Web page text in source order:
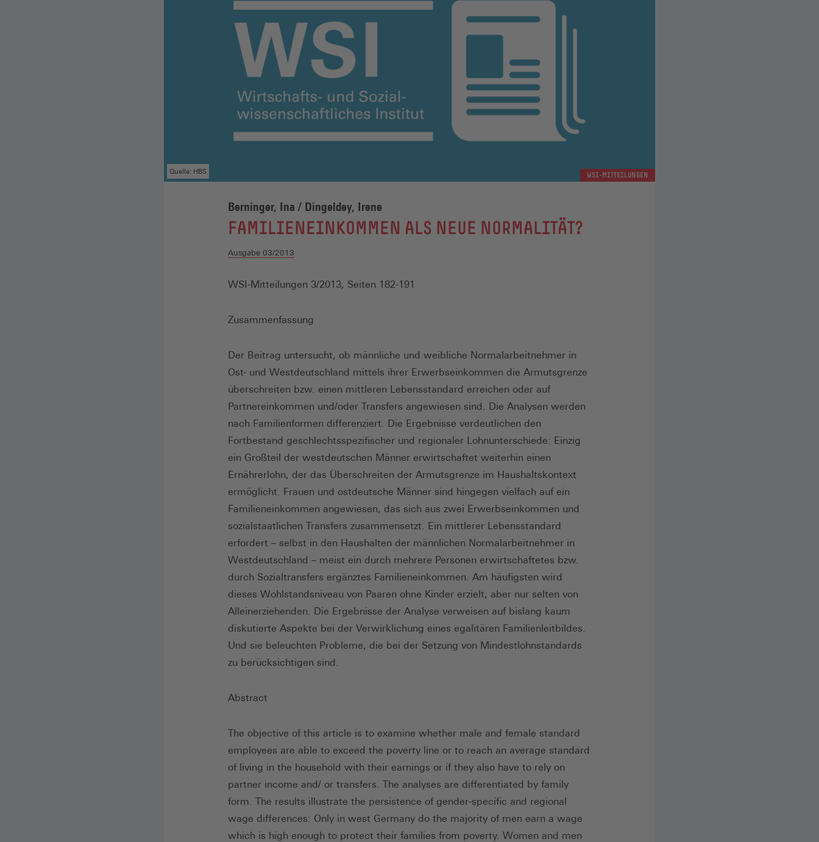
Quelle: HBS WSI-MITTEILUNGEN
Berninger, Ina / Dingeldey, Irene
:
FAMILIENEINKOMMEN ALS NEUE NORMALITÄT?
Ausgabe 03/2013
WSI-Mitteilungen 3/2013, Seiten 182-191
Zusammenfassung
Der Beitrag untersucht, ob männliche und weibliche Normalarbeitnehmer in
Ost- und Westdeutschland mittels ihrer Erwerbseinkommen die Armutsgrenze
überschreiten bzw. einen mittleren Lebensstandard erreichen oder auf
Partnereinkommen und/oder Transfers angewiesen sind. Die Analysen werden
nach Familienformen differenziert. Die Ergebnisse verdeutlichen den
Fortbestand geschlechtsspezifischer und regionaler Lohnunterschiede: Einzig
ein Großteil der westdeutschen Männer erwirtschaftet weiterhin einen
Ernährerlohn, der das Überschreiten der Armutsgrenze im Haushaltskontext
ermöglicht. Frauen und ostdeutsche Männer sind hingegen vielfach auf ein
Familieneinkommen angewiesen, das sich aus zwei Erwerbseinkommen und
sozialstaatlichen Transfers zusammensetzt. Ein mittlerer Lebensstandard
erfordert – selbst in den Haushalten der männlichen Normalarbeitnehmer in
Westdeutschland – meist ein durch mehrere Personen erwirtschaftetes bzw.
durch Sozialtransfers ergänztes Familieneinkommen. Am häufigsten wird
dieses Wohlstandsniveau von Paaren ohne Kinder erzielt, aber nur selten von
Alleinerziehenden. Die Ergebnisse der Analyse verweisen auf bislang kaum
diskutierte Aspekte bei der Verwirklichung eines egalitären Familienleitbildes.
Und sie beleuchten Probleme, die bei der Setzung von Mindestlohnstandards
zu berücksichtigen sind.
Abstract
The objective of this article is to examine whether male and female standard
employees are able to exceed the poverty line or to reach an average standard
of living in the household with their earnings or if they also have to rely on
partner income and/ or transfers. The analyses are differentiated by family
form. The results illustrate the persistence of gender-specific and regional
wage differences: Only in west Germany do the majority of men earn a wage
which is high enough to protect their families from poverty. Women and men